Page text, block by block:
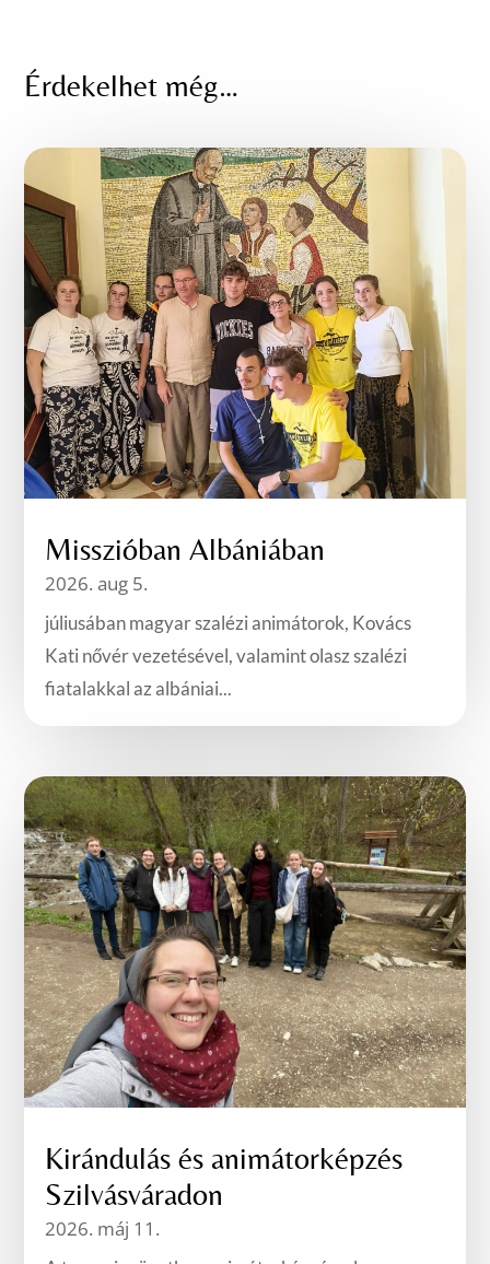
Érdekelhet még…
Misszióban Albániában
2026. aug 5.
júliusában magyar szalézi animátorok, Kovács
Kati nővér vezetésével, valamint olasz szalézi
fiatalakkal az albániai...
Kirándulás és animátorképzés
Szilvásváradon
2026. máj 11.